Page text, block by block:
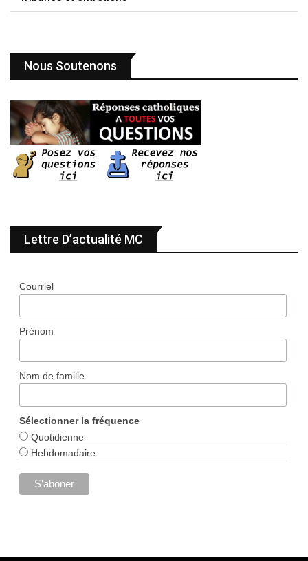
Nous Soutenons
Lettre D’actualité MC
Courriel
Prénom
Nom de famille
Sélectionner la fréquence
Quotidienne
Hebdomadaire